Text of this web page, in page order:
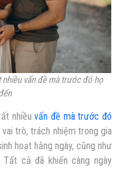
vấn đề mà trước đó họ
nhiềuvấn đề mà trước đó
vai trò, trách nhiệm trong gia
hoạt hằng ngày, cũng như
cả đã khiến càng ngày